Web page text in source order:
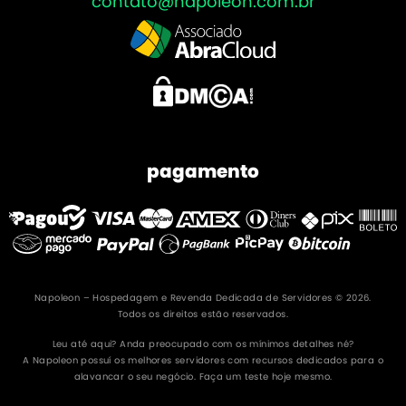
pagamento
Napoleon – Hospedagem e Revenda Dedicada de Servidores © 2026.
Todos os direitos estão reservados.
Leu até aqui? Anda preocupado com os mínimos detalhes né?
A Napoleon possuí os melhores servidores com recursos dedicados para o
alavancar o seu negócio. Faça um teste hoje mesmo.